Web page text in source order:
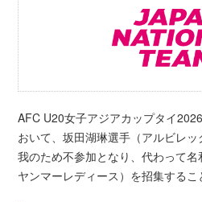
AFC U20女子アジアカップタイ
おいて、坂田湖琳選手（アルビレ
我のため不参加となり、代わって
ヤンマーレディース）を招集するこ